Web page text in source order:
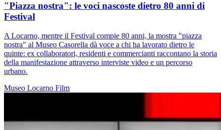
"Piazza nostra": le voci nascoste dietro 80 anni di
Festival
A Locarno, mentre il Festival compie 80 anni, la mostra "piazza
nostra" al Museo Casorella dà voce a chi ha lavorato dietro le
quinte: ex collaboratori, residenti e commercianti raccontano la storia
della manifestazione attraverso interviste video e un percorso
urbano.
Museo Locarno Film